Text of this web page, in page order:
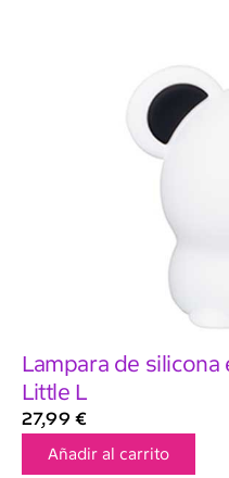
Lampara de silicona
Little L
27,99 €
Añadir al carrito